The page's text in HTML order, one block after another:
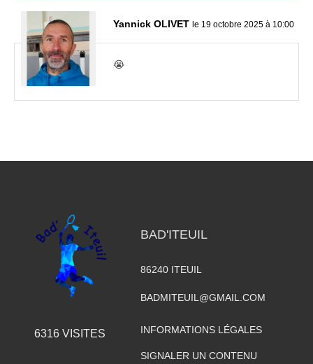
Yannick OLIVET le 19 octobre 2025 à 10:00
😭
6316 VISITES
BAD'ITEUIL
86240 ITEUIL
BADMITEUIL@GMAIL.COM
INFORMATIONS LÉGALES
SIGNALER UN CONTENU